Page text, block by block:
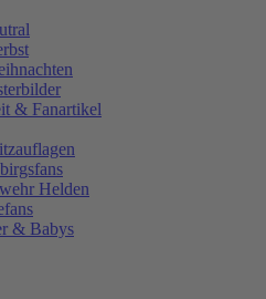
& Fanartikel
Helden
& Babys